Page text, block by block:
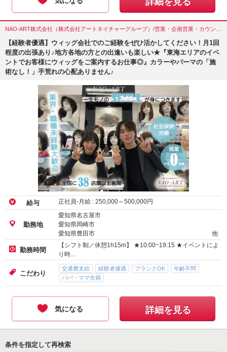
【経験者優遇】ウィッグ会社でのご経験をぜひ活かしてください！月1回
程度の出張あり♪地方各地の方との出逢いも楽しい★『東海エリアのイベ
ントでお客様にウィッグをご案内するお仕事◎』カラーやパーマの「施
術なし！」手荒れの心配ありません♪
給与 正社員-月給 : 250,000～500,000円
勤務地
愛知県名古屋市
愛知県岡崎市
愛知県豊田市
他
勤務時間
【シフト制／休憩1h15m】 ★10:00~19:15 ★イベントによ
り時…
こだわり
交通費支給 経験者優遇 ブランクOK
年齢不問
パパ・ママ在籍
気になる 詳細を見る
条件を指定して再検索